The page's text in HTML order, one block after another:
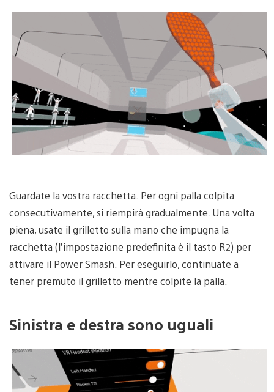
Guardate la vostra racchetta. Per ogni palla colpita
consecutivamente, si riempirà gradualmente. Una volta
piena, usate il grilletto sulla mano che impugna la
racchetta (l’impostazione predefinita è il tasto R2) per
attivare il Power Smash. Per eseguirlo, continuate a
tener premuto il grilletto mentre colpite la palla.
Sinistra e destra sono uguali